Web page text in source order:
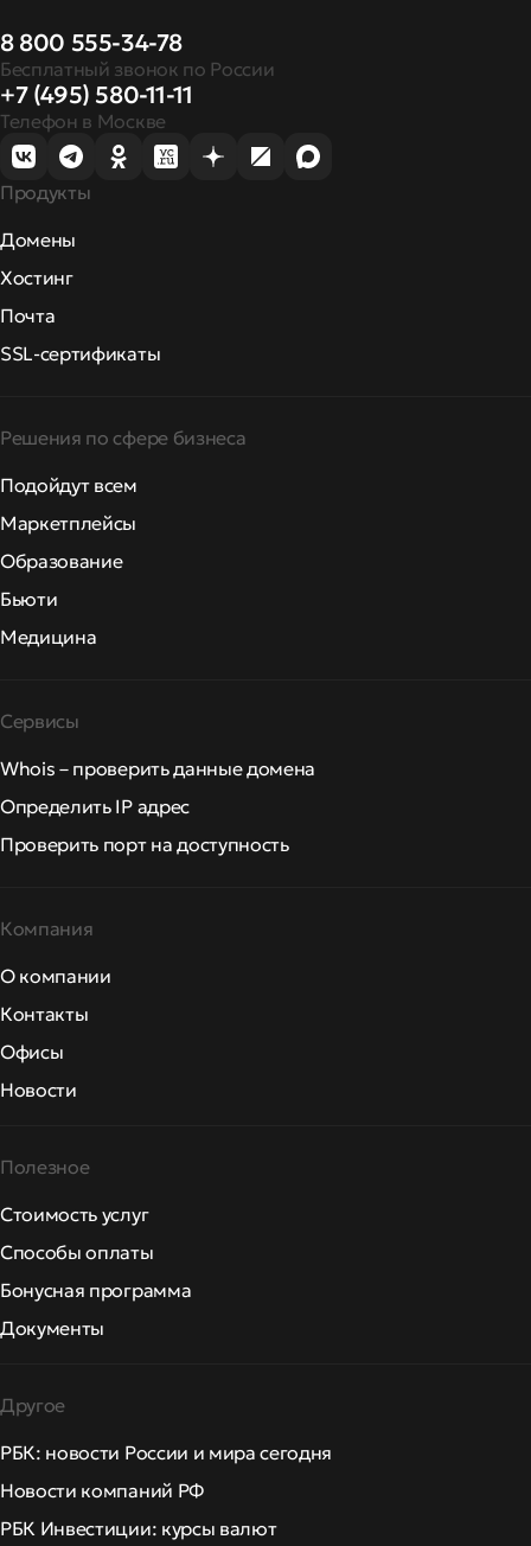
8 800 555-34-78
Бесплатный звонок по России
+7 (495) 580-11-11
Телефон в Москве
Продукты
Домены
Хостинг
Почта
SSL-сертификаты
Решения по сфере бизнеса
Подойдут всем
Маркетплейсы
Образование
Бьюти
Медицина
Сервисы
Whois – проверить данные домена
Определить IP адрес
Проверить порт на доступность
Компания
О компании
Контакты
Офисы
Новости
Полезное
Стоимость услуг
Способы оплаты
Бонусная программа
Документы
Другое
РБК: новости России и мира сегодня
Новости компаний РФ
РБК Инвестиции: курсы валют